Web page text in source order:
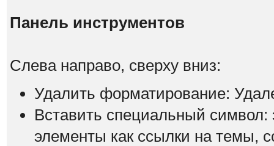
Панель инструментов
Слева направо, сверху вниз:
Удалить форматирование:
Вставить специальный символ:
элементы как ссылки на темы,